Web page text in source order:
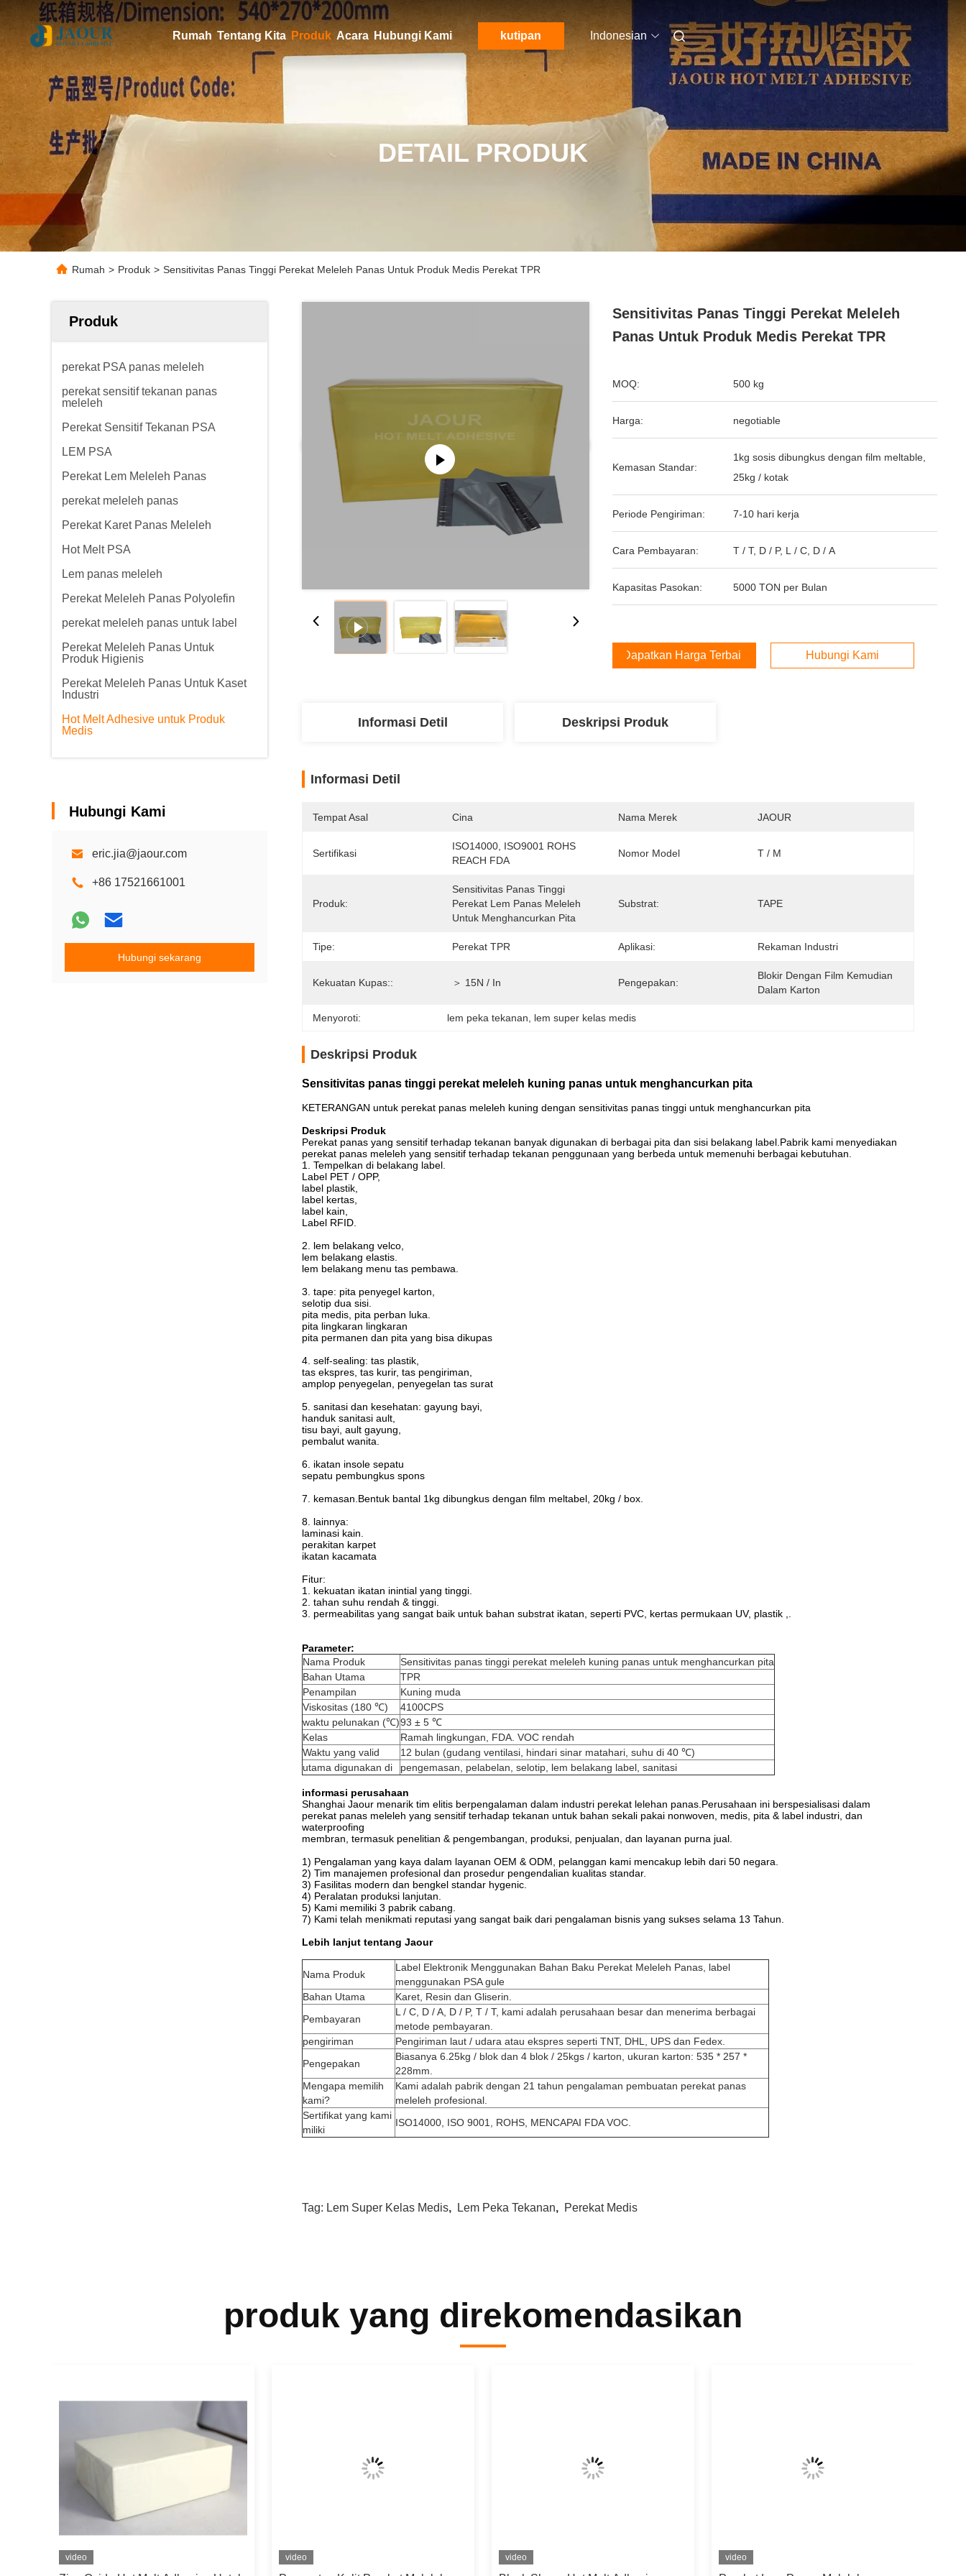
Rumah Tentang Kita Produk Acara Hubungi Kami kutipan Indonesian
DETAIL PRODUK
Rumah > Produk > Sensitivitas Panas Tinggi Perekat Meleleh Panas Untuk Produk Medis Perekat TPR
Produk
perekat PSA panas meleleh
perekat sensitif tekanan panas
meleleh
Perekat Sensitif Tekanan PSA
LEM PSA
Perekat Lem Meleleh Panas
perekat meleleh panas
Perekat Karet Panas Meleleh
Hot Melt PSA
Lem panas meleleh
Perekat Meleleh Panas Polyolefin
perekat meleleh panas untuk label
Perekat Meleleh Panas Untuk
Produk Higienis
Perekat Meleleh Panas Untuk Kaset
Industri
Hot Melt Adhesive untuk Produk
Medis
Hubungi Kami
eric.jia@jaour.com
+86 17521661001
Hubungi sekarang
Sensitivitas Panas Tinggi Perekat Meleleh
Panas Untuk Produk Medis Perekat TPR
MOQ: 500 kg
Harga: negotiable
Kemasan Standar:
1kg sosis dibungkus dengan film meltable,
25kg / kotak
Periode Pengiriman: 7-10 hari kerja
Cara Pembayaran: T / T, D / P, L / C, D / A
Kapasitas Pasokan: 5000 TON per Bulan
Dapatkan Harga Terbaik Hubungi Kami
Informasi Detil Deskripsi Produk
Informasi Detil
Tempat Asal Cina Nama Merek JAOUR
Sertifikasi
ISO14000, ISO9001 ROHS
REACH FDA
Nomor Model T / M
Produk:
Sensitivitas Panas Tinggi
Perekat Lem Panas Meleleh
Untuk Menghancurkan Pita
Substrat: TAPE
Tipe: Perekat TPR Aplikasi: Rekaman Industri
Kekuatan Kupas:: ＞ 15N / In Pengepakan:
Blokir Dengan Film Kemudian
Dalam Karton
Menyoroti: lem peka tekanan lem super kelas medis
Deskripsi Produk
Sensitivitas panas tinggi perekat meleleh kuning panas untuk menghancurkan pita
KETERANGAN untuk perekat panas meleleh kuning dengan sensitivitas panas tinggi untuk menghancurkan pita
Deskripsi Produk
Perekat panas yang sensitif terhadap tekanan banyak digunakan di berbagai pita dan sisi belakang label.Pabrik kami menyediakan
perekat panas meleleh yang sensitif terhadap tekanan penggunaan yang berbeda untuk memenuhi berbagai kebutuhan.
1. Tempelkan di belakang label.
Label PET / OPP,
label plastik,
label kertas,
label kain,
Label RFID.
2. lem belakang velco,
lem belakang elastis.
lem belakang menu tas pembawa.
3. tape: pita penyegel karton,
selotip dua sisi.
pita medis, pita perban luka.
pita lingkaran lingkaran
pita permanen dan pita yang bisa dikupas
4. self-sealing: tas plastik,
tas ekspres, tas kurir, tas pengiriman,
amplop penyegelan, penyegelan tas surat
5. sanitasi dan kesehatan: gayung bayi,
handuk sanitasi ault,
tisu bayi, ault gayung,
pembalut wanita.
6. ikatan insole sepatu
sepatu pembungkus spons
7. kemasan.Bentuk bantal 1kg dibungkus dengan film meltabel, 20kg / box.
8. lainnya:
laminasi kain.
perakitan karpet
ikatan kacamata
Fitur:
1. kekuatan ikatan inintial yang tinggi.
2. tahan suhu rendah & tinggi.
3. permeabilitas yang sangat baik untuk bahan substrat ikatan, seperti PVC, kertas permukaan UV, plastik ,.
Parameter:
Nama Produk
Sensitivitas panas tinggi perekat meleleh kuning panas untuk menghancurkan pita
Bahan Utama
TPR
Penampilan
Kuning muda
Viskositas (180 ℃)
4100CPS
waktu pelunakan (℃)93 ± 5 ℃
Kelas
Ramah lingkungan, FDA. VOC rendah
Waktu yang valid
12 bulan (gudang ventilasi, hindari sinar matahari, suhu di 40 ℃)
utama digunakan di
pengemasan, pelabelan, selotip, lem belakang label, sanitasi
informasi perusahaan
Shanghai Jaour menarik tim elitis berpengalaman dalam industri perekat lelehan panas.Perusahaan ini berspesialisasi dalam
perekat panas meleleh yang sensitif terhadap tekanan untuk bahan sekali pakai nonwoven, medis, pita & label industri, dan
waterproofing
membran, termasuk penelitian & pengembangan, produksi, penjualan, dan layanan purna jual.
1) Pengalaman yang kaya dalam layanan OEM & ODM, pelanggan kami mencakup lebih dari 50 negara.
2) Tim manajemen profesional dan prosedur pengendalian kualitas standar.
3) Fasilitas modern dan bengkel standar hygenic.
4) Peralatan produksi lanjutan.
5) Kami memiliki 3 pabrik cabang.
7) Kami telah menikmati reputasi yang sangat baik dari pengalaman bisnis yang sukses selama 13 Tahun.
Lebih lanjut tentang Jaour
Nama Produk
Label Elektronik Menggunakan Bahan Baku Perekat Meleleh Panas, label
menggunakan PSA gule
Bahan Utama
Karet, Resin dan Gliserin.
Pembayaran
L / C, D / A, D / P, T / T, kami adalah perusahaan besar dan menerima berbagai
metode pembayaran.
pengiriman
Pengiriman laut / udara atau ekspres seperti TNT, DHL, UPS dan Fedex.
Pengepakan
Biasanya 6.25kg / blok dan 4 blok / 25kgs / karton, ukuran karton: 535 * 257 *
228mm.
Mengapa memilih
kami?
Kami adalah pabrik dengan 21 tahun pengalaman pembuatan perekat panas
meleleh profesional.
Sertifikat yang kami
miliki
ISO14000, ISO 9001, ROHS, MENCAPAI FDA VOC.
Tag: Lem Super Kelas Medis, Lem Peka Tekanan, Perekat Medis
produk yang direkomendasikan
video video video video